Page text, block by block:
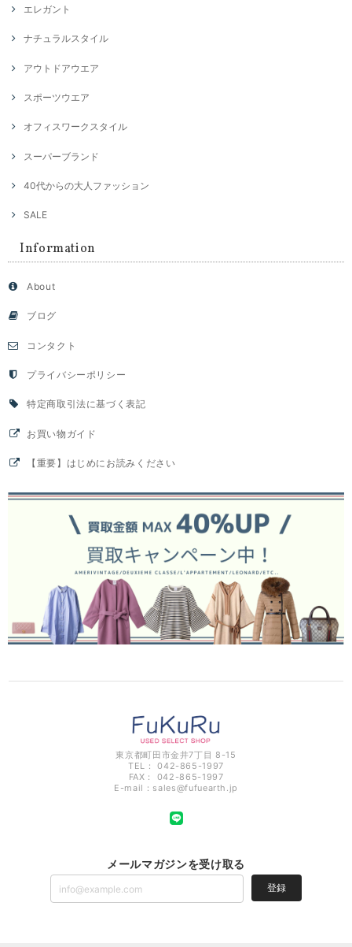
エレガント
ナチュラルスタイル
アウトドアウエア
スポーツウエア
オフィスワークスタイル
スーパーブランド
40代からの大人ファッション
SALE
Information
About
ブログ
コンタクト
プライバシーポリシー
特定商取引法に基づく表記
お買い物ガイド
【重要】はじめにお読みください
東京都町田市金井7丁目 8-15
TEL： 042-865-1997
FAX： 042-865-1997
E-mail： sales@fufuearth.jp
メールマガジンを受け取る
登録